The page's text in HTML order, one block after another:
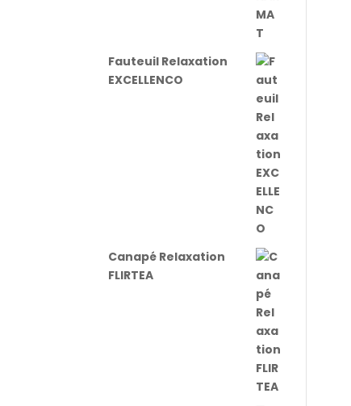
Fauteuil Relaxation
EXCELLENCO
Canapé Relaxation
FLIRTEA